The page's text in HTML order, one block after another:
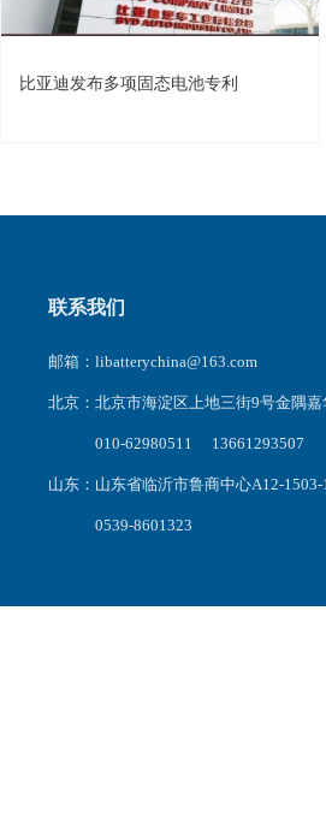
比亚迪发布多项固态电池专利
联系我们
邮箱：libatterychina@163.com
北京：北京市海淀区上地三街9号金隅
010-62980511 13661293507
山东：山东省临沂市鲁商中心A12-1503-1
0539-8601323